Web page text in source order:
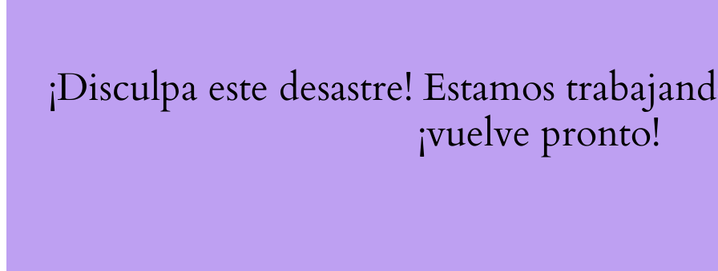
¡Disculpa este desastre! Estamos
¡vuelve pronto!